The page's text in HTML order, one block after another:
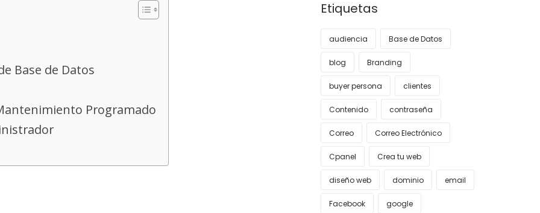
Base de Datos
Programado
Etiquetas
audiencia Base de Datos
blog Branding
buyer persona clientes
Contenido contraseña
Correo Correo Electrónico
Cpanel Crea tu web
diseño web dominio email
Facebook google